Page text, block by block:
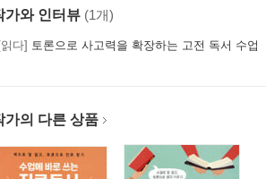
가와 인터뷰 (1개)
[읽다] 토론으로 사고력을 확장하는 고전 독서 수업
가의 다른 상품